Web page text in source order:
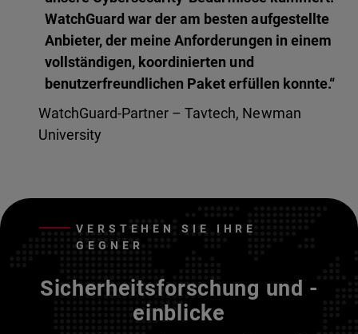
WatchGuard war der am besten aufgestellte
Anbieter, der meine Anforderungen in einem
vollständigen, koordinierten und
benutzerfreundlichen Paket erfüllen konnte.“
WatchGuard-Partner – Tavtech, Newman
University
VERSTEHEN SIE IHRE
GEGNER
Sicherheitsforschung und -
einblicke